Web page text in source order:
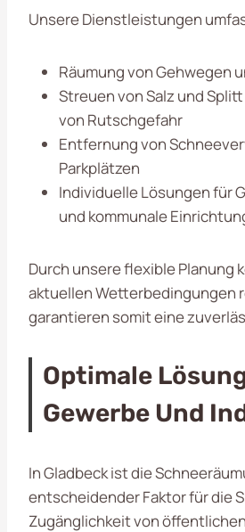
Unsere Dienstleistungen
Räumung von Gehwegen
Streuen von Salz und
von Rutschgefahr
Entfernung von
Parkplätzen
Individuelle Lösungen für
und kommunale
Durch unsere flexible Planung
aktuellen Wetterbedingungen
garantieren somit eine
Optimale
Gewerbe Und
In Gladbeck ist die
entscheidender Faktor für die
Zugänglichkeit von